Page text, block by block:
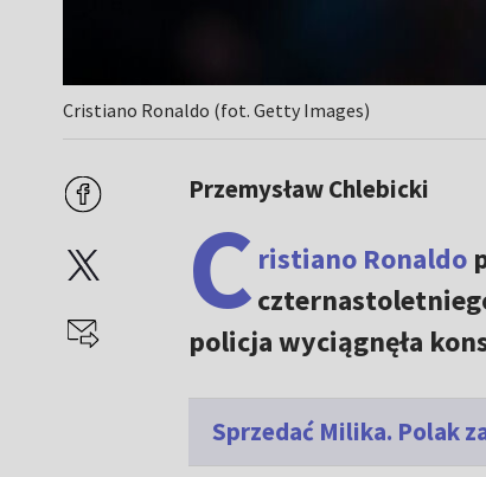
Cristiano Ronaldo (fot. Getty Images)
Przemysław Chlebicki
C ristiano Ronaldo
policja wyciągnęła
Sprzedać Milika. Polak